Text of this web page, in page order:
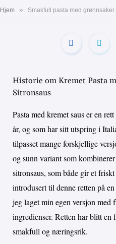
Hjem »
Historie om Kremet Pasta
Sitronsaus
Pasta med kremet saus er en
år, og som har sitt utspring i
tilpasset mange forskjellige
og sunn variant som
sitronsaus, som både gir et
introdusert til denne retten på
jeg laget min egen versjon med
ingredienser. Retten har blitt en
smakfull og næringsrik.